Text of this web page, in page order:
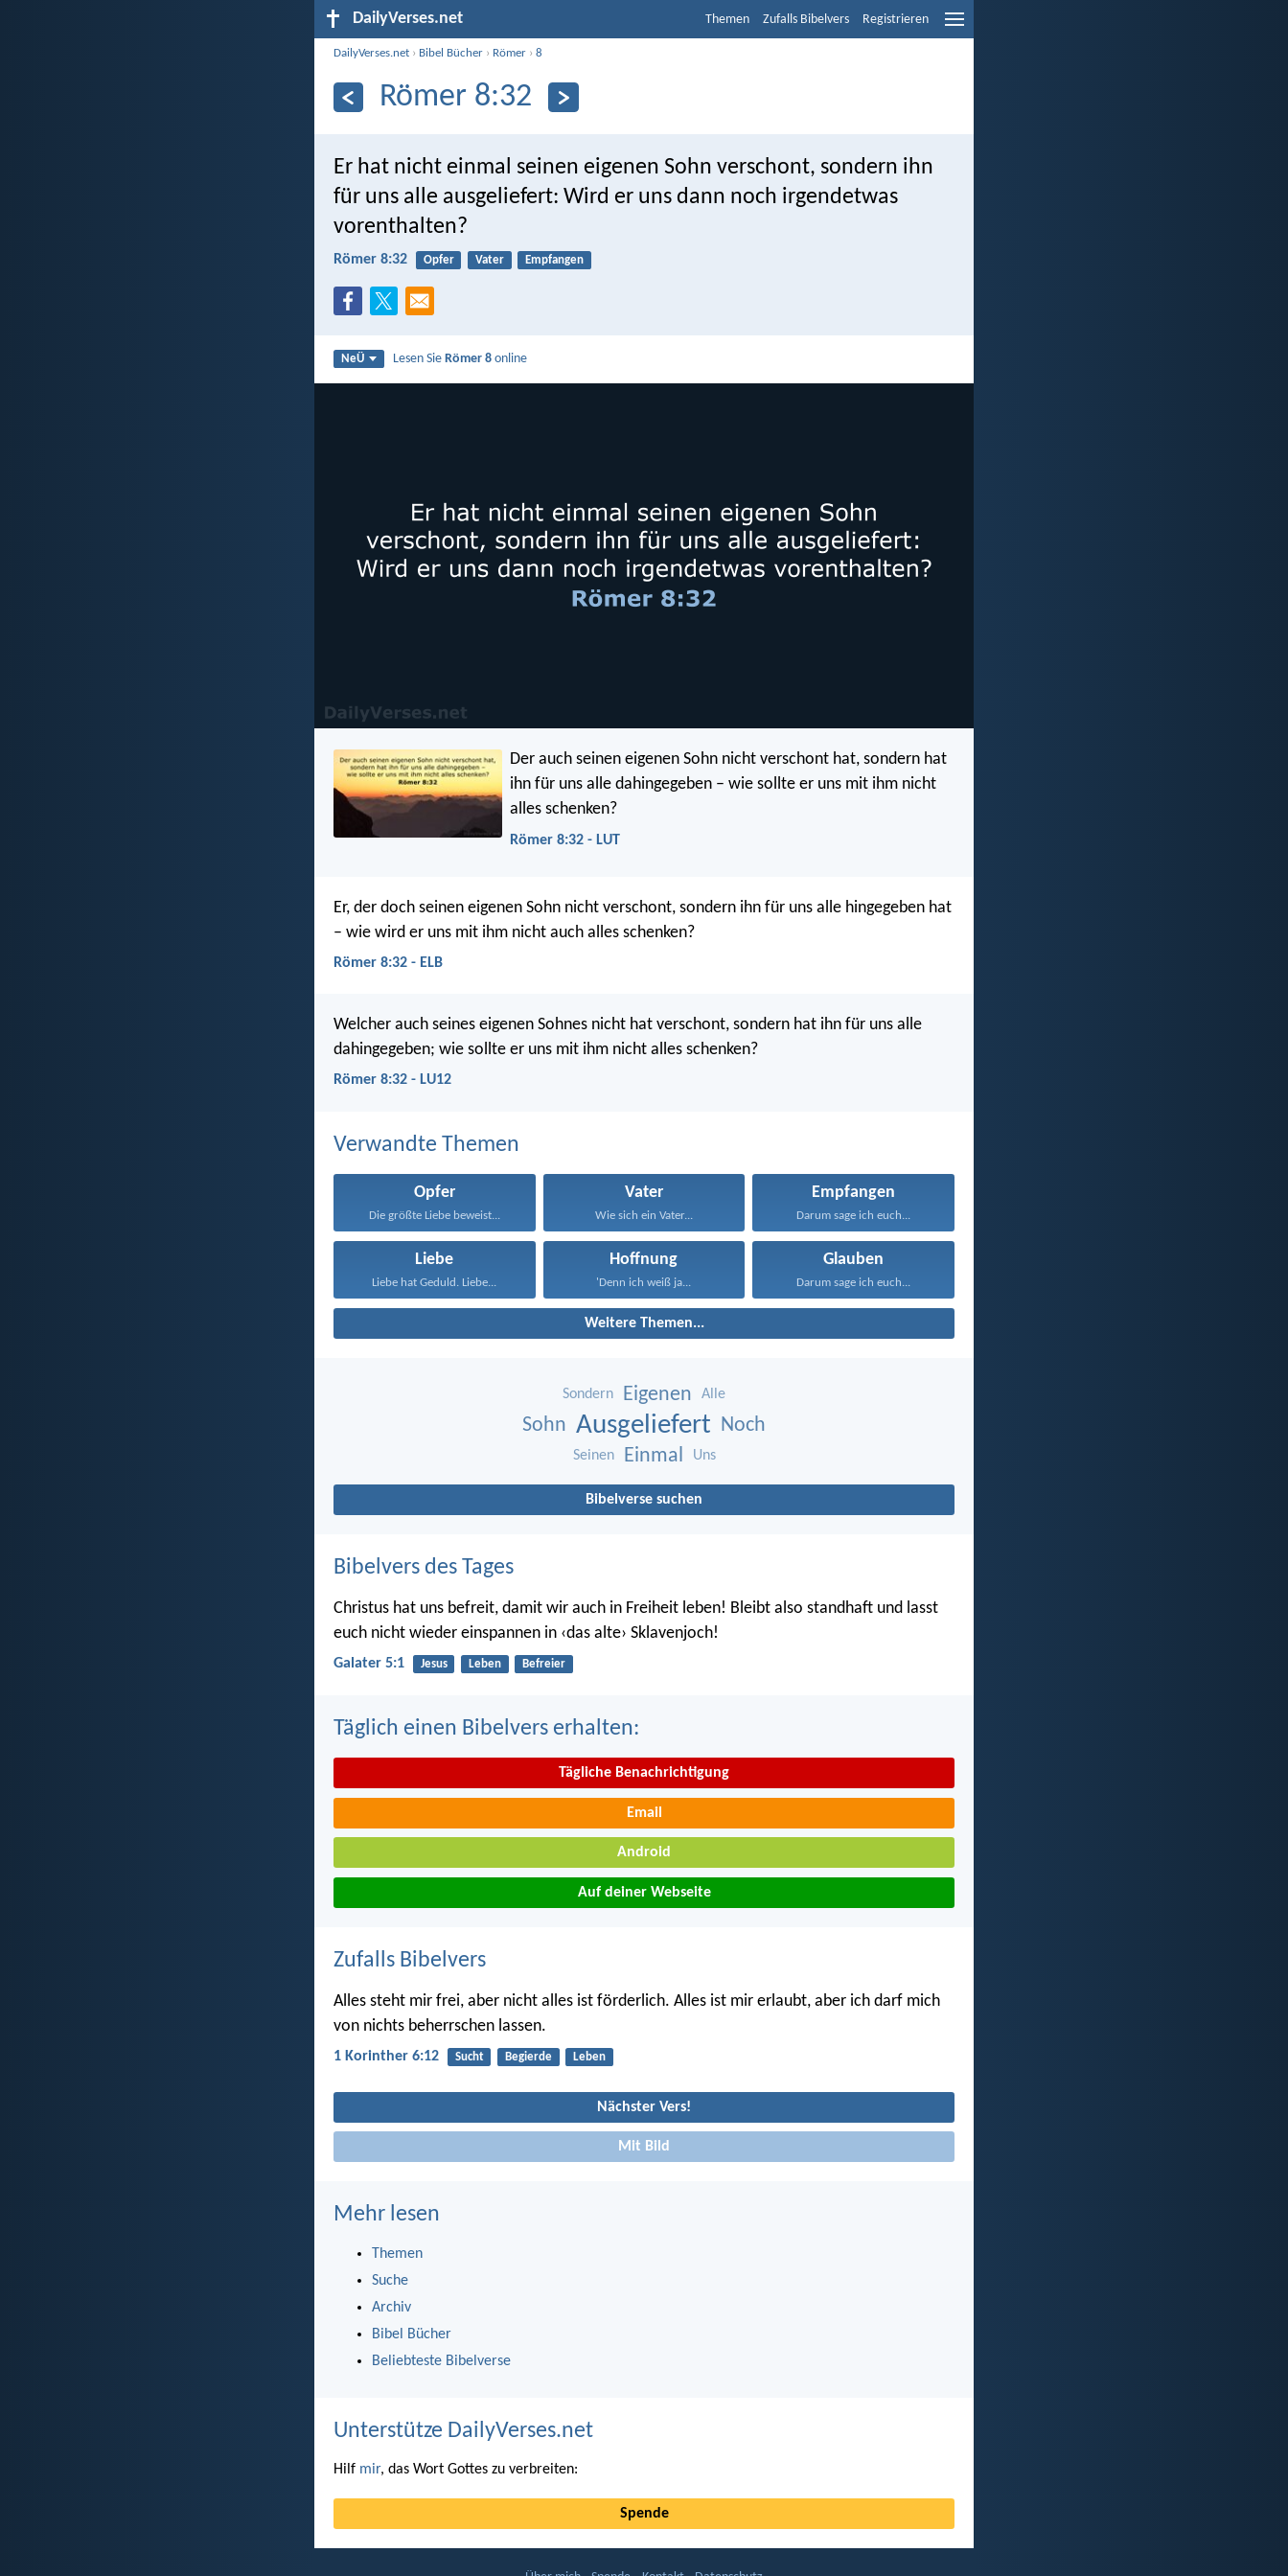
DailyVerses.net Themen Zufalls Bibelvers Registrieren
DailyVerses.net › Bibel Bücher › Römer ›8
Römer 8:32
Er hat nicht einmal seinen eigenen Sohn verschont, sondern ihn
für uns alle ausgeliefert: Wird er uns dann noch irgendetwas
vorenthalten?
Römer 8:32 Opfer Vater Empfangen
NeÜ Lesen SieRömer 8 online
Der auch seinen eigenen Sohn nicht verschont hat, sondern hat
ihn für uns alle dahingegeben – wie sollte er uns mit ihm nicht
alles schenken?
Römer 8:32 - LUT
Er, der doch seinen eigenen Sohn nicht verschont, sondern ihn für uns alle hingegeben hat
– wie wird er uns mit ihm nicht auch alles schenken?
Römer 8:32 - ELB
Welcher auch seines eigenen Sohnes nicht hat verschont, sondern hat ihn für uns alle
dahingegeben; wie sollte er uns mit ihm nicht alles schenken?
Römer 8:32 - LU12
Verwandte Themen
Opfer
Die größte Liebe beweist...
Vater
Wie sich ein Vater...
Empfangen
Darum sage ich euch...
Liebe
Liebe hat Geduld. Liebe...
Hoffnung
'Denn ich weiß ja...
Glauben
Darum sage ich euch...
Weitere Themen...
Sondern Eigenen Alle
Sohn Ausgeliefert Noch
Seinen Einmal Uns
Bibelverse suchen
Bibelvers des Tages
Christus hat uns befreit, damit wir auch in Freiheit leben! Bleibt also standhaft und lasst
euch nicht wieder einspannen in ‹das alte› Sklavenjoch!
Galater 5:1 Jesus Leben Befreier
Täglich einen Bibelvers erhalten:
Tägliche Benachrichtigung
Email
Android
Auf deiner Webseite
Zufalls Bibelvers
Alles steht mir frei, aber nicht alles ist förderlich. Alles ist mir erlaubt, aber ich darf mich
von nichts beherrschen lassen.
1 Korinther 6:12 Sucht Begierde Leben
Nächster Vers!
Mit Bild
Mehr lesen
Themen
Suche
Archiv
Bibel Bücher
Beliebteste Bibelverse
Unterstütze DailyVerses.net
Hilf mir, das Wort Gottes zu verbreiten:
Spende